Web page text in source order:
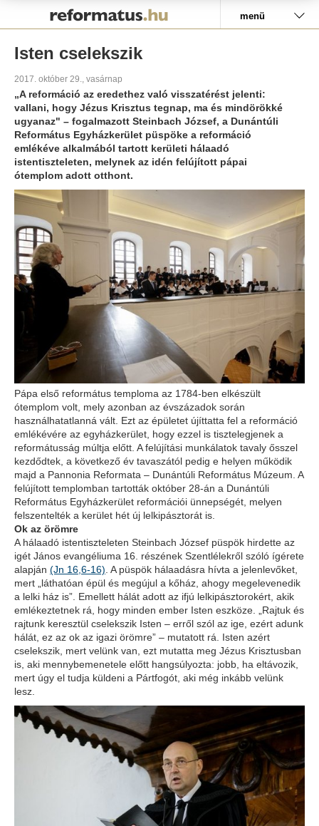
menü
Isten cselekszik
2017. október 29., vasárnap
„A reformáció az eredethez való visszatérést jelenti:
vallani, hogy Jézus Krisztus tegnap, ma és mindörökké
ugyanaz" – fogalmazott Steinbach József, a Dunántúli
Református Egyházkerület püspöke a reformáció
emlékéve alkalmából tartott kerületi hálaadó
istentiszteleten, melynek az idén felújított pápai
ótemplom adott otthont.
Pápa első református temploma az 1784-ben elkészült
ótemplom volt, mely azonban az évszázadok során
használhatatlanná vált. Ezt az épületet újíttatta fel a reformáció
emlékévére az egyházkerület, hogy ezzel is tisztelegjenek a
reformátusság múltja előtt. A felújítási munkálatok tavaly ősszel
kezdődtek, a következő év tavaszától pedig e helyen működik
majd a Pannonia Reformata – Dunántúli Református Múzeum. A
felújított templomban tartották október 28-án a Dunántúli
Református Egyházkerület reformációi ünnepségét, melyen
felszentelték a kerület hét új lelkipásztorát is.
Ok az örömre
A hálaadó istentiszteleten Steinbach József püspök hirdette az
igét János evangéliuma 16. részének Szentlélekről szóló ígérete
alapján (Jn 16,6-16) . A püspök hálaadásra hívta a jelenlevőket,
mert „láthatóan épül és megújul a kőház, ahogy megelevenedik
a lelki ház is”. Emellett hálát adott az ifjú lelkipásztorokért, akik
emlékeztetnek rá, hogy minden ember Isten eszköze. „Rajtuk és
rajtunk keresztül cselekszik Isten – erről szól az ige, ezért adunk
hálát, ez az ok az igazi örömre” – mutatott rá. Isten azért
cselekszik, mert velünk van, ezt mutatta meg Jézus Krisztusban
is, aki mennybemenetele előtt hangsúlyozta: jobb, ha eltávozik,
mert úgy el tudja küldeni a Pártfogót, aki még inkább velünk
lesz.